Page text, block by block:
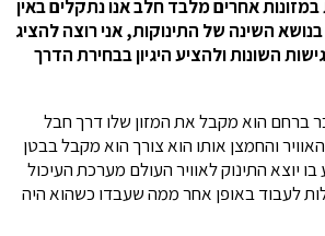
אחרים מלבד חלב אנו נתקלים באין
השינה של התינוקות, אני רוצה להציג
השונות ולהציע היגיון בבחירת הדרך
ברחם הוא מקבל את המזון שלו דרך חבל
והחמצן אותו הוא צורך הוא מקבל בבטן
יוצא התינוק לאוויר העולם מערכת העיכול
לעבוד באופן אחר ממה שעבדו כשהוא היה